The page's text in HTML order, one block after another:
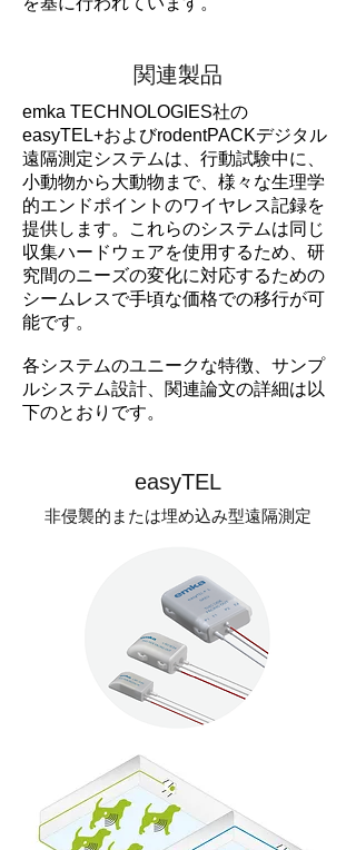
関連製品
emka TECHNOLOGIES社の
easyTEL+およびrodentPACKデジタル
遠隔測定システムは、行動試験中に、
小動物から大動物まで、様々な生理学
的エンドポイントのワイヤレス記録を
提供します。これらのシステムは同じ
収集ハードウェアを使用するため、研
究間のニーズの変化に対応するための
シームレスで手頃な価格での移行が可
能です。
各システムのユニークな特徴、サンプ
ルシステム設計、関連論文の詳細は以
下のとおりです。
easyTEL
非侵襲的または埋め込み型遠隔測定